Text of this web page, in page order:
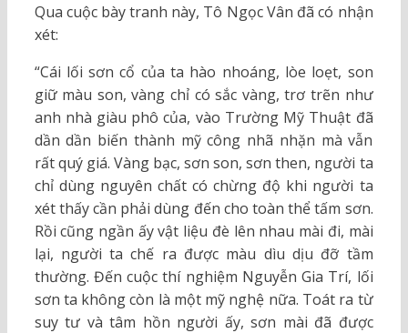
Qua cuộc bày tranh này, Tô Ngọc Vân đã có nhận
xét:
“Cái lối sơn cổ của ta hào nhoáng, lòe loẹt, son
giữ màu son, vàng chỉ có sắc vàng, trơ trẽn như
anh nhà giàu phô của, vào Trường Mỹ Thuật đã
dần dần biến thành mỹ công nhã nhặn mà vẫn
rất quý giá. Vàng bạc, sơn son, sơn then, người ta
chỉ dùng nguyên chất có chừng độ khi người ta
xét thấy cần phải dùng đến cho toàn thể tấm sơn.
Rồi cũng ngần ấy vật liệu đè lên nhau mài đi, mài
lại, người ta chế ra được màu dìu dịu đỡ tầm
thường. Đến cuộc thí nghiệm Nguyễn Gia Trí, lối
sơn ta không còn là một mỹ nghệ nữa. Toát ra từ
suy tư và tâm hồn người ấy, sơn mài đã được